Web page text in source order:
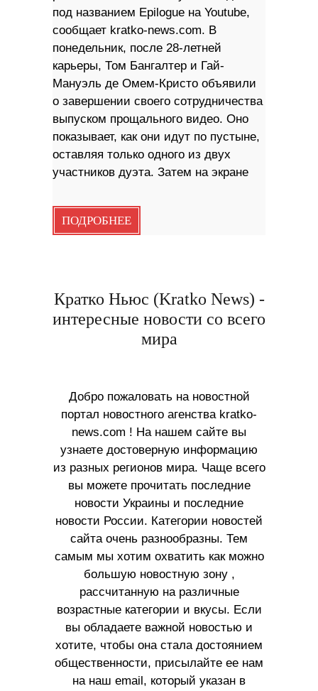
под названием Epilogue на Youtube,
сообщает kratko-news.com. В
понедельник, после 28-летней
карьеры, Том Бангалтер и Гай-
Мануэль де Омем-Кристо объявили
о завершении своего сотрудничества
выпуском прощального видео. Оно
показывает, как они идут по пустыне,
оставляя только одного из двух
участников дуэта. Затем на экране
ПОДРОБНЕЕ
Кратко Ньюс (Kratko News) -
интересные новости со всего
мира
Добро пожаловать на новостной
портал новостного агенства kratko-
news.com ! На нашем сайте вы
узнаете достоверную информацию
из разных регионов мира. Чаще всего
вы можете прочитать последние
новости Украины и последние
новости России. Категории новостей
сайта очень разнообразны. Тем
самым мы хотим охватить как можно
большую новостную зону ,
рассчитанную на различные
возрастные категории и вкусы. Если
вы обладаете важной новостью и
хотите, чтобы она стала достоянием
общественности, присылайте ее нам
на наш email, который указан в